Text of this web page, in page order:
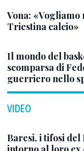
Vona:
Triestina calcio»
Il mondo del
scomparsa di
guerriero nello
VIDEO
Baresi, i tifosi